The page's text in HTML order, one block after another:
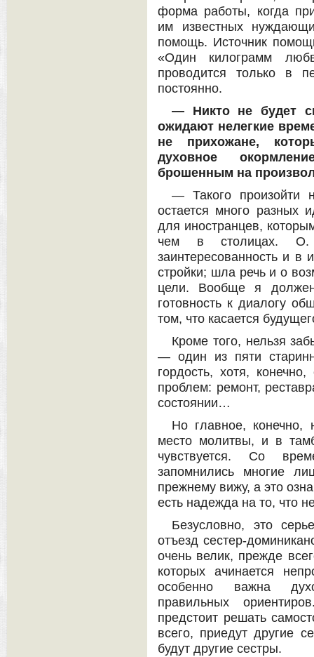
форма работы, когда
им известных
помощь. Источник
«Один килограмм
проводится только в
постоянно.
— Никто не будет
ожидают нелегкие
не прихожане,
духовное
брошенным на
— Такого
остается много разных
для иностранцев,
чем в столицах. О.
заинтересованность и в
стройки; шла речь и о
цели. Вообще я должен
готовность к диалогу
том, что касается
Кроме того, нельзя
— один из пяти
гордость, хотя,
проблем: ремонт,
состоянии…
Но главное,
место молитвы, и в
чувствуется. Со
запомнились многие
прежнему вижу, а это
есть надежда на то, что
Безусловно, это
отъезд сестер-
очень велик, прежде
которых ачинается
особенно важна
правильных
предстоит решать
всего, приедут другие
будут другие сестры.